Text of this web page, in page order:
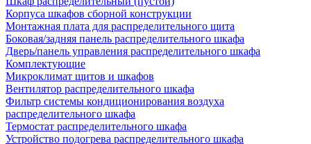
Корпуса шкафов сборной конструкции
Монтажная плата для распределительного щита
Боковая/задняя панель распределительного шкафа
Дверь/панель управления распределительного шкафа
Комплектующие
Микроклимат щитов и шкафов
Вентилятор распределительного шкафа
Фильтр системы кондиционирования воздуха
распределительного шкафа
Термостат распределительного шкафа
Устройство подогрева распределительного шкафа